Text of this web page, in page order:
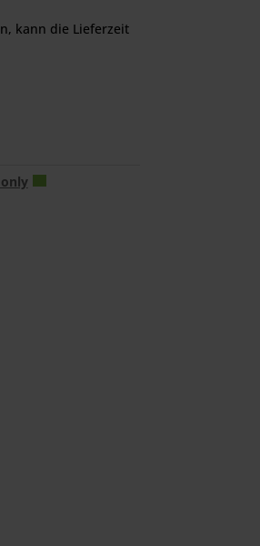
€.
kann die Lieferzeit